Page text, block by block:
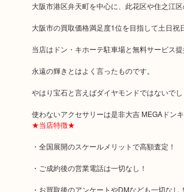
大阪市港区弁天町を中心に、此花区や住之江
大阪市の買取価格満足度1位を目指して土日祝
当店はドン・キホーテ駐車場と無料サービス
永遠の輝きとはよく言ったものです。
やはり宝石と言えばダイヤモンドではないで
使わないアクセサリーは是非大吉 MEGAドン
★当店特徴★
・全国展開のスケールメリットで高額査定！
・ご成約後の営業電話は一切なし！
・お買取後のアンケートやDMなども一切なし！